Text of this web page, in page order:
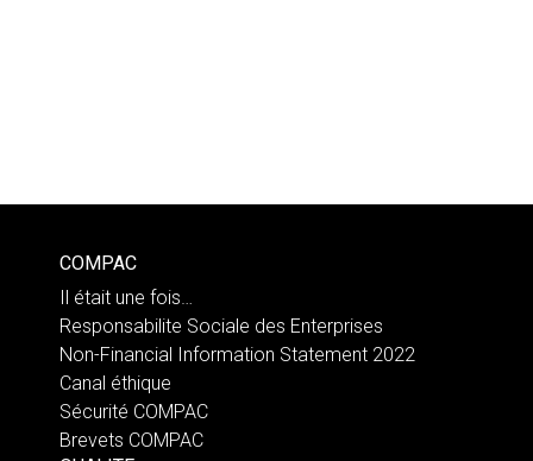
COMPAC
Il était une fois…
Responsabilite Sociale des Enterprises
Non-Financial Information Statement 2022
Canal éthique
Sécurité COMPAC
Brevets COMPAC